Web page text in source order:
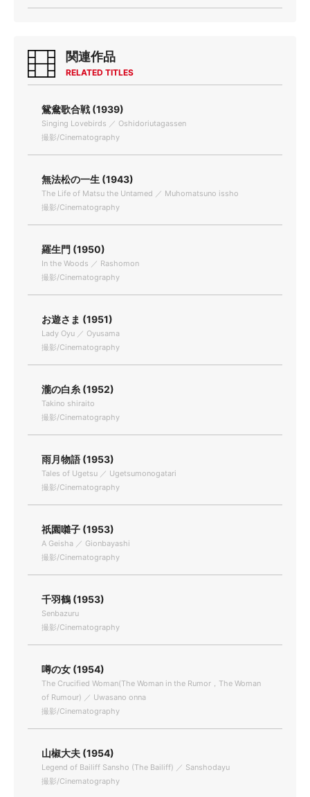
関連作品
RELATED TITLES
鴛鴦歌合戦 (1939)
Singing Lovebirds ／ Oshidoriutagassen
撮影/Cinematography
無法松の一生 (1943)
The Life of Matsu the Untamed ／ Muhomatsuno issho
撮影/Cinematography
羅生門 (1950)
In the Woods ／ Rashomon
撮影/Cinematography
お遊さま (1951)
Lady Oyu ／ Oyusama
撮影/Cinematography
瀧の白糸 (1952)
Takino shiraito
撮影/Cinematography
雨月物語 (1953)
Tales of Ugetsu ／ Ugetsumonogatari
撮影/Cinematography
祇園囃子 (1953)
A Geisha ／ Gionbayashi
撮影/Cinematography
千羽鶴 (1953)
Senbazuru
撮影/Cinematography
噂の女 (1954)
The Crucified Woman(The Woman in the Rumor，The Woman
of Rumour) ／ Uwasano onna
撮影/Cinematography
山椒大夫 (1954)
Legend of Bailiff Sansho (The Bailiff) ／ Sanshodayu
撮影/Cinematography